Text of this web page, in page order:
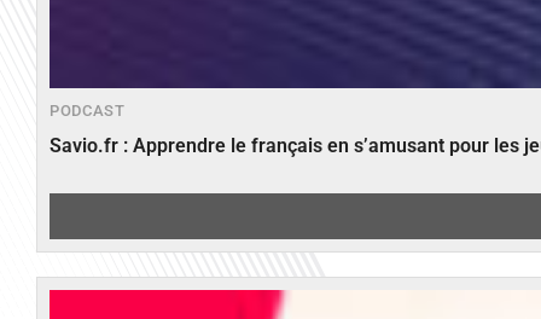
PODCAST
Savio.fr : Apprendre le français en s’amusant pour les